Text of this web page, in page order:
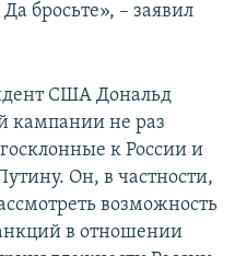
бросьте», – заявил
США Дональд
кампании не раз
к России и
Он, в частности,
возможность
в отношении